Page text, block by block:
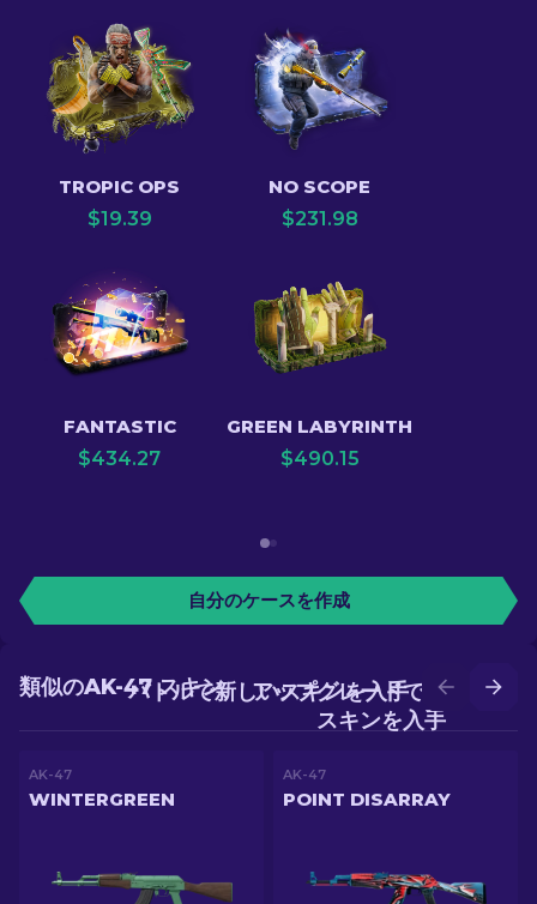
TROPIC OPS
$19.39
NO SCOPE
$231.98
FANTASTIC
$434.27
GREEN LABYRINTH
$490.15
自分のケースを作成
アップグレードでより良い
スキンを入手
バトルで新しいスキンを入手
類似のAK-47 スキン
AK-47
WINTERGREEN
AK-47
POINT DISARRAY